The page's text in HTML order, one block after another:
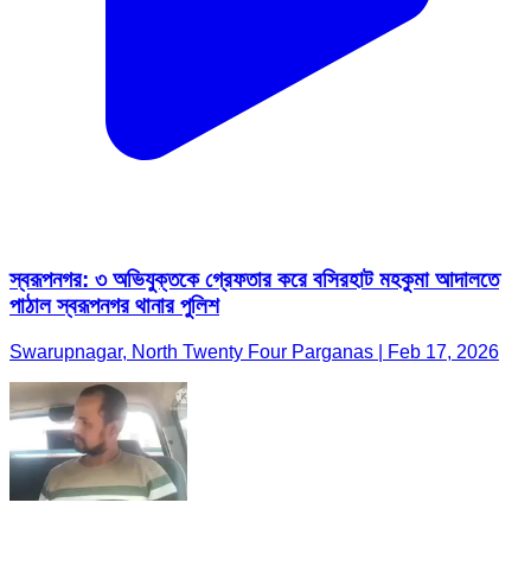
স্বরূপনগর: ৩ অভিযুক্তকে গ্রেফতার করে বসিরহাট মহকুমা আদালতে
পাঠাল স্বরূপনগর থানার পুলিশ
Swarupnagar, North Twenty Four Parganas | Feb 17, 2026